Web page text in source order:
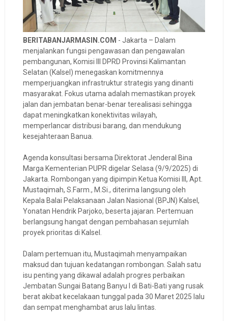
BERITABANJARMASIN.COM - Jakarta – Dalam
menjalankan fungsi pengawasan dan pengawalan
pembangunan, Komisi III DPRD Provinsi Kalimantan
Selatan (Kalsel) menegaskan komitmennya
memperjuangkan infrastruktur strategis yang dinanti
masyarakat. Fokus utama adalah memastikan proyek
jalan dan jembatan benar-benar terealisasi sehingga
dapat meningkatkan konektivitas wilayah,
memperlancar distribusi barang, dan mendukung
kesejahteraan Banua.
Agenda konsultasi bersama Direktorat Jenderal Bina
Marga Kementerian PUPR digelar Selasa (9/9/2025) di
Jakarta. Rombongan yang dipimpin Ketua Komisi III, Apt.
Mustaqimah, S.Farm., M.Si., diterima langsung oleh
Kepala Balai Pelaksanaan Jalan Nasional (BPJN) Kalsel,
Yonatan Hendrik Parjoko, beserta jajaran. Pertemuan
berlangsung hangat dengan pembahasan sejumlah
proyek prioritas di Kalsel.
Dalam pertemuan itu, Mustaqimah menyampaikan
maksud dan tujuan kedatangan rombongan. Salah satu
isu penting yang dikawal adalah progres perbaikan
Jembatan Sungai Batang Banyu I di Bati-Bati yang rusak
berat akibat kecelakaan tunggal pada 30 Maret 2025 lalu
dan sempat menghambat arus lalu lintas.